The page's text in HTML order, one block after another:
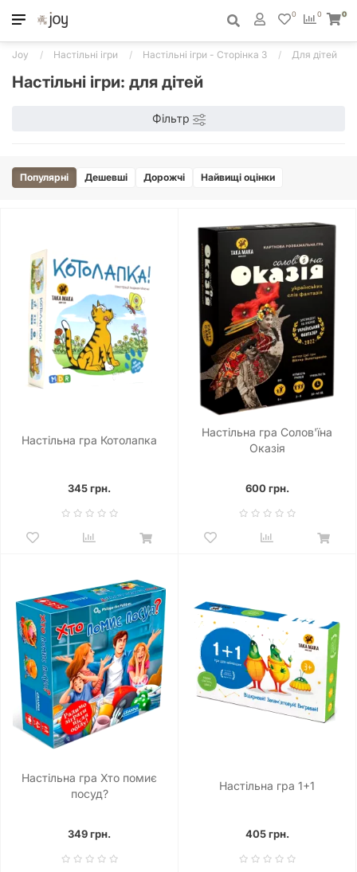
0
0 0
Joy Настільні ігри Настільні ігри - Сторінка 3 Для дітей
Настільні ігри: для дітей
Фільтр
Популярні Дешевші Дорожчі Найвищі оцінки
Настільна гра Котолапка
345 грн.
Настільна гра Солов'їна
Оказія
600 грн.
Настільна гра Хто помиє
посуд?
349 грн.
Настільна гра 1+1
405 грн.